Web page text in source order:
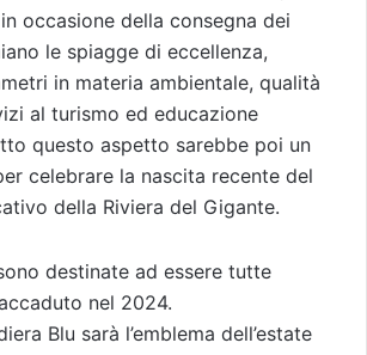
occasione della consegna dei
le spiagge di eccellenza,
in materia ambientale, qualità
al turismo ed educazione
questo aspetto sarebbe poi un
celebrare la nascita recente del
della Riviera del Gigante.
destinate ad essere tutte
nel 2024.
Blu sarà l’emblema dell’estate